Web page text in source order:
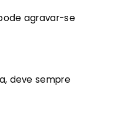
agravar-se
deve sempre